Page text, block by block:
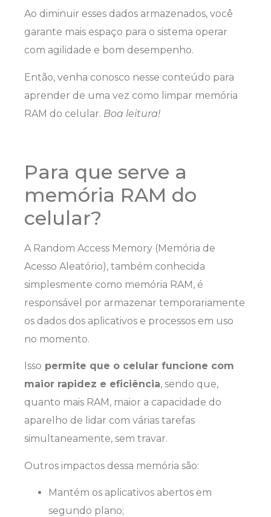
Ao diminuir esses dados armazenados, você
garante mais espaço para o sistema operar
com agilidade e bom desempenho.
Então, venha conosco nesse conteúdo para
aprender de uma vez como limpar memória
RAM do celular. Boa leitura!
Para que serve a
memória RAM do
celular?
A Random Access Memory (Memória de
Acesso Aleatório), também conhecida
simplesmente como memória RAM, é
responsável por armazenar temporariamente
os dados dos aplicativos e processos em uso
no momento.
Isso permite que o celular funcione com
maior rapidez e eficiência, sendo que,
quanto mais RAM, maior a capacidade do
aparelho de lidar com várias tarefas
simultaneamente, sem travar.
Outros impactos dessa memória são:
Mantém os aplicativos abertos em
segundo plano;